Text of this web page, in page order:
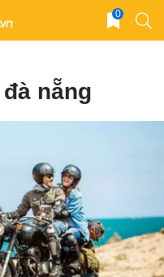
0
nẵng